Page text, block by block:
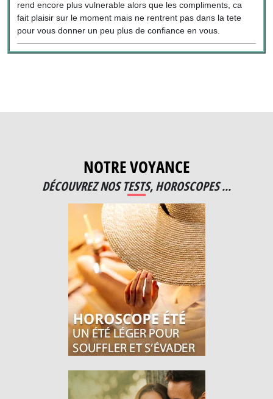
rend encore plus vulnerable alors que les compliments, ca
fait plaisir sur le moment mais ne rentrent pas dans la tete
pour vous donner un peu plus de confiance en vous.
NOTRE VOYANCE
DÉCOUVREZ NOS TESTS, HOROSCOPES ...